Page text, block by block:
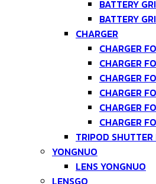
BATTERY
BATTERY
CHARGER
CHARGER
CHARGER
CHARGER
CHARGER
CHARGER
CHARGER
TRIPOD SHUTTER
YONGNUO
LENS YONGNUO
LENSGO